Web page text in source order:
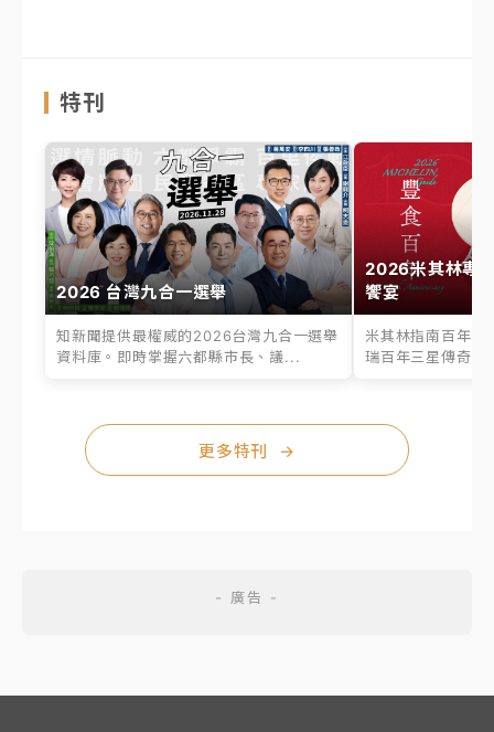
特刊
2026 台灣九合一選舉
知新聞提供最權威的2026台灣九合一選舉
資料庫。即時掌握六都縣市長、議...
2026米其林專
饗宴
米其林指南百年之
瑞百年三星傳奇、
更多特刊 →